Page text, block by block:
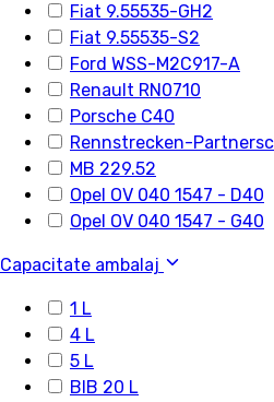
Fiat 9.55535-GH2
Fiat 9.55535-S2
Ford WSS-M2C917-A
Renault RN0710
Porsche C40
Rennstrecken-
MB 229.52
Opel OV 040 1547 - D40
Opel OV 040 1547 - G40
Capacitate ambalaj
1 L
4 L
5 L
BIB 20 L